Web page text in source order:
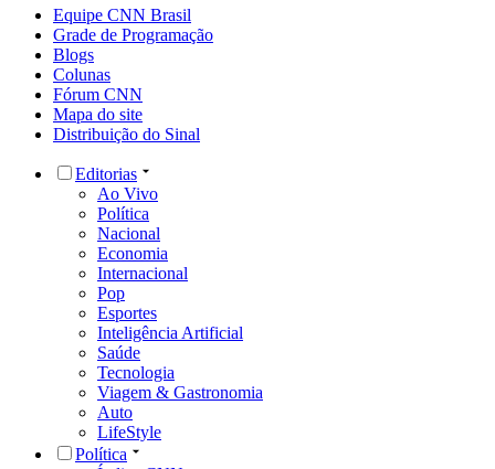
Equipe CNN Brasil
Grade de Programação
Blogs
Colunas
Fórum CNN
Mapa do site
Distribuição do Sinal
Editorias
Ao Vivo
Política
Nacional
Economia
Internacional
Pop
Esportes
Inteligência Artificial
Saúde
Tecnologia
Viagem & Gastronomia
Auto
LifeStyle
Política